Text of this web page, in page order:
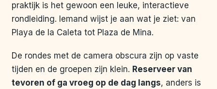
praktijk is het gewoon een leuke, interactieve
rondleiding. Iemand wijst je aan wat je ziet: van
Playa de la Caleta tot Plaza de Mina.
De rondes met de camera obscura zijn op vaste
tijden en de groepen zijn klein. Reserveer van
tevoren of ga vroeg op de dag langs, anders is